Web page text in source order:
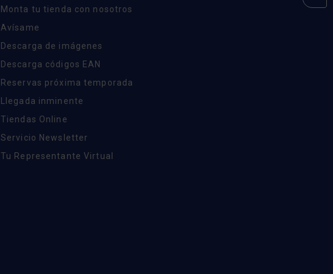
Monta tu tienda con nosotros
Avísame
Descarga de imágenes
Descarga códigos EAN
Reservas próxima temporada
Llegada inminente
Tiendas Online
Servicio Newsletter
Tu Representante Virtual